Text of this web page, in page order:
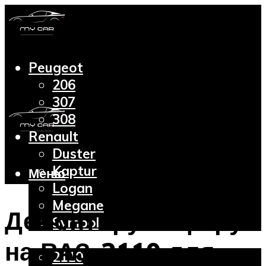
Peugeot
206
307
308
Renault
Duster
Kaptur
Logan
Megane
Symbol
Lada
2110
Меню
Демонтируем фару
на ВАЗ-2110 для